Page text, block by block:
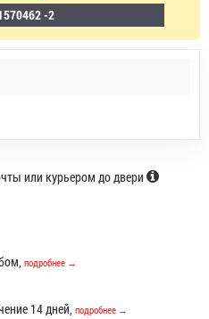
-2
или курьером до двери
подробнее →
14 дней, подробнее →